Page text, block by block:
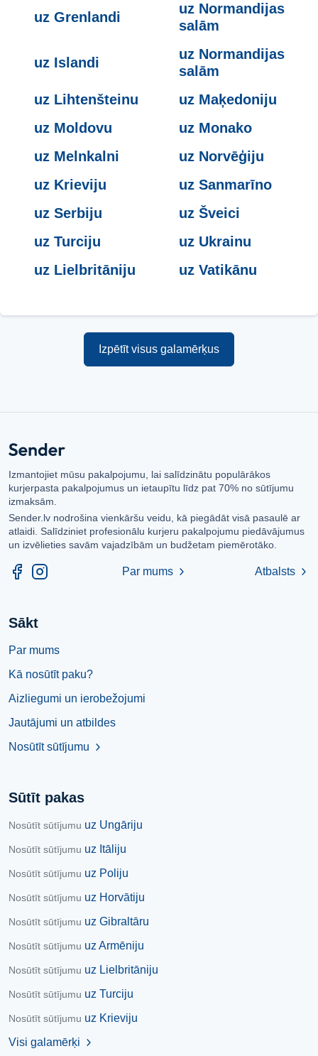
uz Grenlandi
uz Normandijas
salām
uz Islandi
uz Normandijas
salām
uz Lihtenšteinu
uz Maķedoniju
uz Moldovu
uz Monako
uz Melnkalni
uz Norvēģiju
uz Krieviju
uz Sanmarīno
uz Serbiju
uz Šveici
uz Turciju
uz Ukrainu
uz Lielbritāniju
uz Vatikānu
Izpētīt visus galamērķus
Izmantojiet mūsu pakalpojumu, lai salīdzinātu populārākos
kurjerpasta pakalpojumus un ietaupītu līdz pat 70% no sūtījumu
izmaksām.
Sender.lv nodrošina vienkāršu veidu, kā piegādāt visā pasaulē ar
atlaidi. Salīdziniet profesionālu kurjeru pakalpojumu piedāvājumus
un izvēlieties savām vajadzībām un budžetam piemērotāko.
Par mums chevron_right Atbalsts chevron_right
Sākt
Par mums
Kā nosūtīt paku?
Aizliegumi un ierobežojumi
Jautājumi un atbildes
Nosūtīt sūtījumu
chevron_right
Sūtīt pakas
Nosūtīt sūtījumu uz Ungāriju
Nosūtīt sūtījumu uz Itāliju
Nosūtīt sūtījumu uz Poliju
Nosūtīt sūtījumu uz Horvātiju
Nosūtīt sūtījumu uz Gibraltāru
Nosūtīt sūtījumu uz Armēniju
Nosūtīt sūtījumu uz Lielbritāniju
Nosūtīt sūtījumu uz Turciju
Nosūtīt sūtījumu uz Krieviju
Visi galamērķi
chevron_right